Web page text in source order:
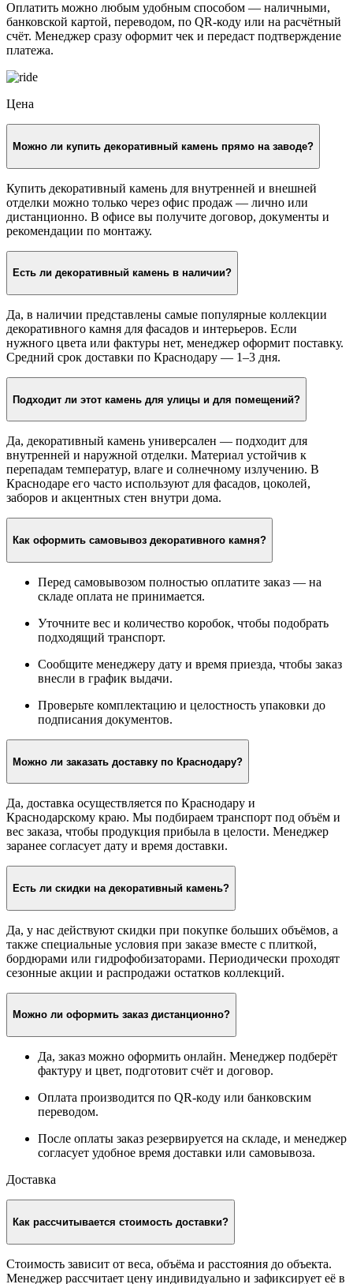
Оплатить можно любым удобным способом — наличными,
банковской картой, переводом, по QR-коду или на расчётный
счёт. Менеджер сразу оформит чек и передаст подтверждение
платежа.
Цена
Можно ли купить декоративный камень прямо на заводе?
Купить декоративный камень для внутренней и внешней
отделки можно только через офис продаж — лично или
дистанционно. В офисе вы получите договор, документы и
рекомендации по монтажу.
Есть ли декоративный камень в наличии?
Да, в наличии представлены самые популярные коллекции
декоративного камня для фасадов и интерьеров. Если
нужного цвета или фактуры нет, менеджер оформит поставку.
Средний срок доставки по Краснодару — 1–3 дня.
Подходит ли этот камень для улицы и для помещений?
Да, декоративный камень универсален — подходит для
внутренней и наружной отделки. Материал устойчив к
перепадам температур, влаге и солнечному излучению. В
Краснодаре его часто используют для фасадов, цоколей,
заборов и акцентных стен внутри дома.
Как оформить самовывоз декоративного камня?
Перед самовывозом полностью оплатите заказ — на
складе оплата не принимается.
Уточните вес и количество коробок, чтобы подобрать
подходящий транспорт.
Сообщите менеджеру дату и время приезда, чтобы заказ
внесли в график выдачи.
Проверьте комплектацию и целостность упаковки до
подписания документов.
Можно ли заказать доставку по Краснодару?
Да, доставка осуществляется по Краснодару и
Краснодарскому краю. Мы подбираем транспорт под объём и
вес заказа, чтобы продукция прибыла в целости. Менеджер
заранее согласует дату и время доставки.
Есть ли скидки на декоративный камень?
Да, у нас действуют скидки при покупке больших объёмов, а
также специальные условия при заказе вместе с плиткой,
бордюрами или гидрофобизаторами. Периодически проходят
сезонные акции и распродажи остатков коллекций.
Можно ли оформить заказ дистанционно?
Да, заказ можно оформить онлайн. Менеджер подберёт
фактуру и цвет, подготовит счёт и договор.
Оплата производится по QR-коду или банковским
переводом.
После оплаты заказ резервируется на складе, и менеджер
согласует удобное время доставки или самовывоза.
Доставка
Как рассчитывается стоимость доставки?
Стоимость зависит от веса, объёма и расстояния до объекта.
Менеджер рассчитает цену индивидуально и зафиксирует её в